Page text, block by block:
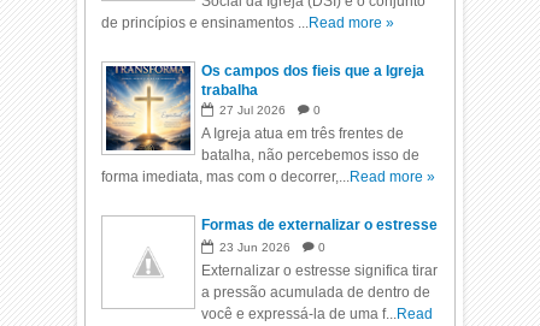
de princípios e ensinamentos ...Read more »
Os campos dos fieis que a Igreja
trabalha
27 Jul 2026 0
A Igreja atua em três frentes de
batalha, não percebemos isso de
forma imediata, mas com o decorrer,...Read more »
Formas de externalizar o estresse
23 Jun 2026 0
Externalizar o estresse significa tirar
a pressão acumulada de dentro de
você e expressá-la de uma f...Read